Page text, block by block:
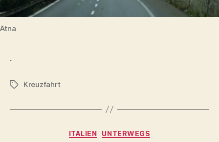
Ätna
.
Schlagwörter
Kreuzfahrt
Kategorien
ITALIEN UNTERWEGS